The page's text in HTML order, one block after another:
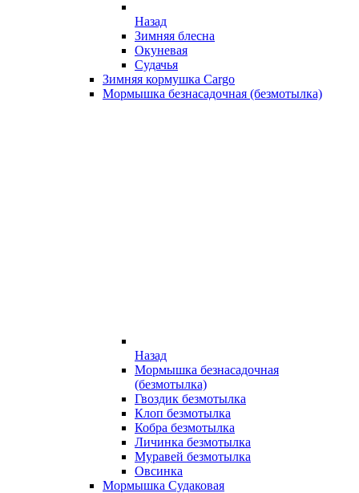
Назад
Зимняя блесна
Окуневая
Судачья
Зимняя кормушка Cargo
Мормышка безнасадочная (безмотылка)
Назад
Мормышка безнасадочная
(безмотылка)
Гвоздик безмотылка
Клоп безмотылка
Кобра безмотылка
Личинка безмотылка
Муравей безмотылка
Овсинка
Мормышка Судаковая